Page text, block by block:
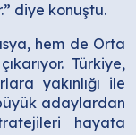
diye konuştu.
hem de Orta
Türkiye,
yakınlığı ile
adaylardan
hayata